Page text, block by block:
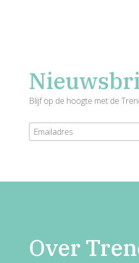
Blijf op de hoogte met de
Over